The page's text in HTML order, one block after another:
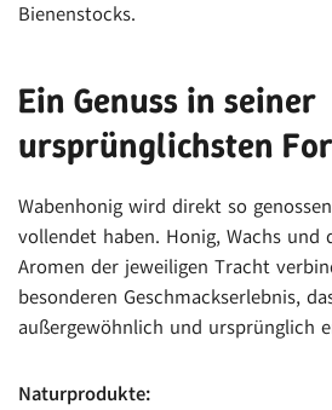
Bienenstocks.
Ein Genuss in seiner
ursprünglichsten
Wabenhonig wird direkt so
vollendet haben. Honig, Wachs und
Aromen der jeweiligen Tracht
besonderen Geschmackserlebnis,
außergewöhnlich und ursprünglich
Naturprodukte: